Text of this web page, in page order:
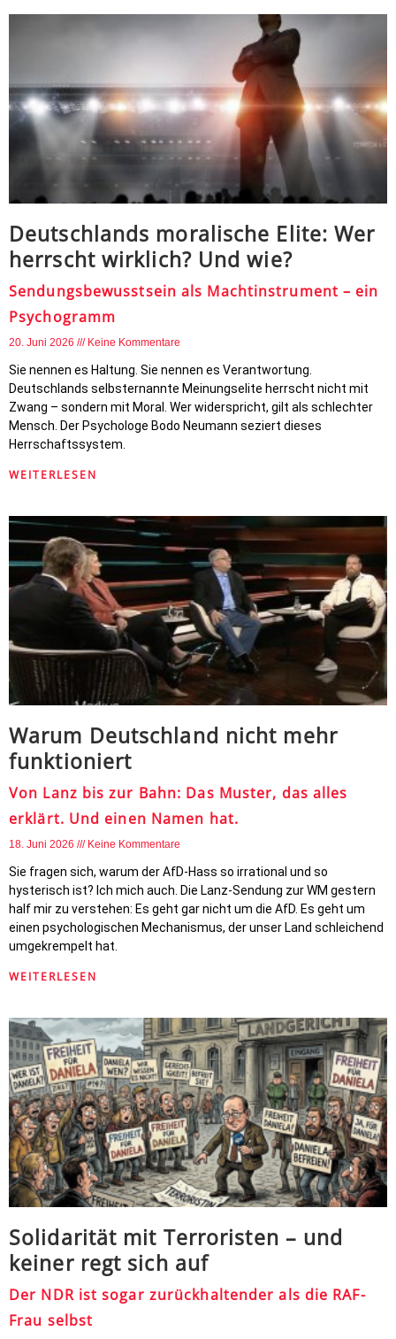
Deutschlands moralische Elite: Wer
herrscht wirklich? Und wie?
Sendungsbewusstsein als Machtinstrument – ein
Psychogramm
20. Juni 2026 Keine Kommentare
Sie nennen es Haltung. Sie nennen es Verantwortung.
Deutschlands selbsternannte Meinungselite herrscht nicht mit
Zwang – sondern mit Moral. Wer widerspricht, gilt als schlechter
Mensch. Der Psychologe Bodo Neumann seziert dieses
Herrschaftssystem.
WEITERLESEN
Warum Deutschland nicht mehr
funktioniert
Von Lanz bis zur Bahn: Das Muster, das alles
erklärt. Und einen Namen hat.
18. Juni 2026 Keine Kommentare
Sie fragen sich, warum der AfD-Hass so irrational und so
hysterisch ist? Ich mich auch. Die Lanz-Sendung zur WM gestern
half mir zu verstehen: Es geht gar nicht um die AfD. Es geht um
einen psychologischen Mechanismus, der unser Land schleichend
umgekrempelt hat.
WEITERLESEN
Solidarität mit Terroristen – und
keiner regt sich auf
Der NDR ist sogar zurückhaltender als die RAF-
Frau selbst